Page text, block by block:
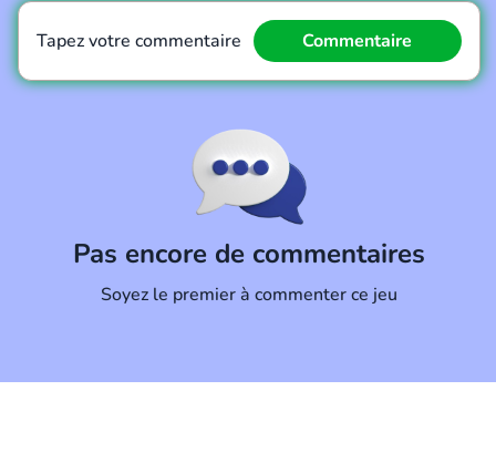
Pas encore de commentaires
Soyez le premier à commenter ce jeu
Tapez votre commentaire Commentaire